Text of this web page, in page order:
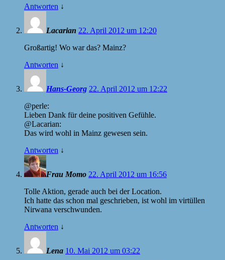
Antworten ↓
Lacarian 22. April 2012 um 12:20
Großartig! Wo war das? Mainz?
Antworten ↓
Hans-Georg 22. April 2012 um 12:22
@perle:
Lieben Dank für deine positiven Gefühle.
@Lacarian:
Das wird wohl in Mainz gewesen sein.
Antworten ↓
Frau Momo 22. April 2012 um 16:56
Tolle Aktion, gerade auch bei der Location.
Ich hatte das schon mal geschrieben, ist wohl im virtüllen
Nirwana verschwunden.
Antworten ↓
Lena 10. Mai 2012 um 03:22